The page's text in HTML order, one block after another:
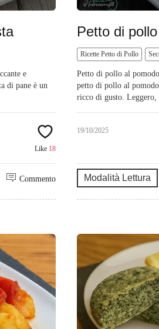
e
di pane è un
Like 18
Commento
Petto di
Ricette Petto di Pollo
Petto di pollo al
petto di pollo al
ricco di gusto. Leggero,
19/10/2025
Modalità Lettura